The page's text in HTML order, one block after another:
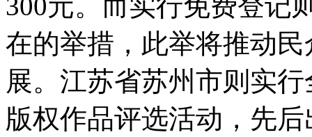
在的举措，此举将推动
展。江苏省苏州市则实
版权作品评选活动，先